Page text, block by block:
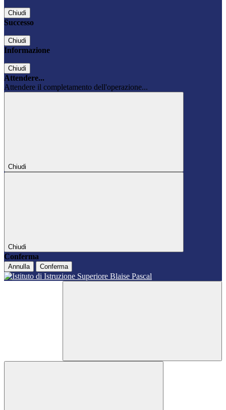
Chiudi
Successo
Chiudi
Informazione
Chiudi
Attendere...
Attendere il completamento dell'operazione...
Chiudi
Chiudi
Conferma
Annulla Conferma